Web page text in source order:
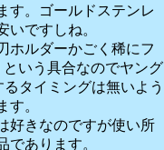
す。ゴールドステンレ
いですしね。
ホルダーかごく稀にフ
いう具合なのでヤング
タイミングは無いよう
す。
好きなのですが使い所
であります。